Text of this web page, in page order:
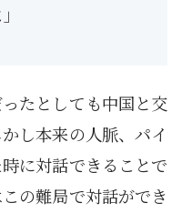
たとしても中国と交
し本来の人脈、パイ
に対話できることで
の難局で対話ができ